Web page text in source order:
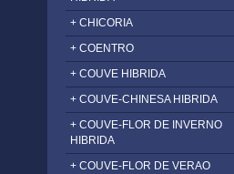
+ CHICORIA
+ COENTRO
+ COUVE HIBRIDA
+ COUVE-CHINESA HIBRIDA
+ COUVE-FLOR DE INVERNO
HIBRIDA
+ COUVE-FLOR DE VERAO